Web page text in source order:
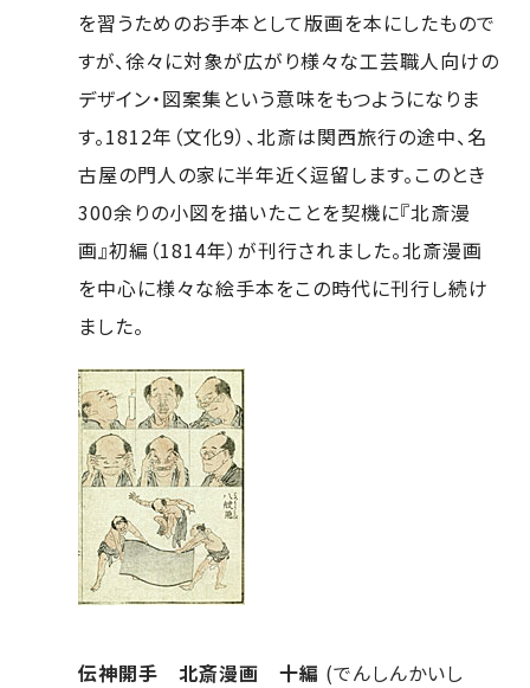
を習うためのお手本として版画を本にしたもので
すが、徐々に対象が広がり様々な工芸職人向けの
デザイン・図案集という意味をもつようになりま
す。1812年（文化9）、北斎は関西旅行の途中、名
古屋の門人の家に半年近く逗留します。このとき
300余りの小図を描いたことを契機に『北斎漫
画』初編（1814年）が刊行されました。北斎漫画
を中心に様々な絵手本をこの時代に刊行し続け
ました。
伝神開手 北斎漫画 十編 (でんしんかいし